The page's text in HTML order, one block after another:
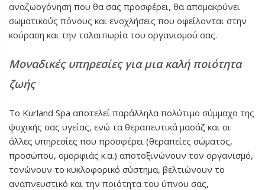
αναζωογόνηση που θα σας προσφέρει, θα απομακρύνει
σωματικούς πόνους και ενοχλήσεις που οφείλονται στην
κούραση και την ταλαιπωρία του οργανισμού σας.
Μοναδικές υπηρεσίες για μια καλή ποιότητα
ζωής
Το Kurland Spa αποτελεί παράλληλα πολύτιμο σύμμαχο της
ψυχικής σας υγείας, ενώ τα θεραπευτικά μασάζ και οι
άλλες υπηρεσίες που προσφέρει (θεραπείες σώματος,
προσώπου, ομορφιάς κ.α.) αποτοξινώνουν τον οργανισμό,
τονώνουν το κυκλοφορικό σύστημα, βελτιώνουν το
αναπνευστικό και την ποιότητα του ύπνου σας,